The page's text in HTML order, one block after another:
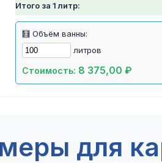
Итого за 1 литр:
🧮 Объём ванны:
литров
Стоимость: 8 375,00 ₽
для